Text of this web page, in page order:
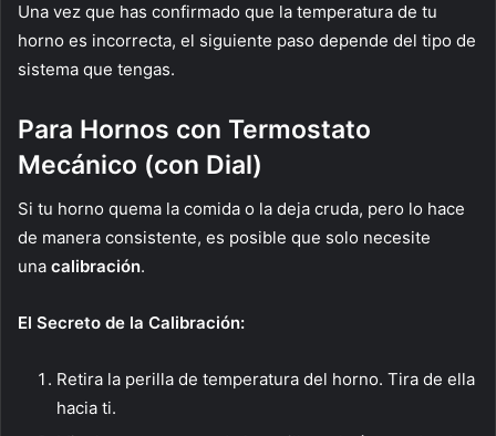
Una vez que has confirmado que la temperatura de tu
horno es incorrecta, el siguiente paso depende del tipo de
sistema que tengas.
Para Hornos con Termostato
Mecánico (con Dial)
Si tu horno quema la comida o la deja cruda, pero lo hace
de manera consistente, es posible que solo necesite
una calibración.
El Secreto de la Calibración:
Retira la perilla de temperatura del horno. Tira de ella
hacia ti.